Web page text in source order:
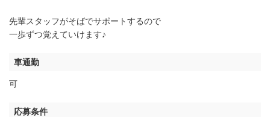
先輩スタッフがそばでサポートするので
一歩ずつ覚えていけます♪
車通勤
可
応募条件